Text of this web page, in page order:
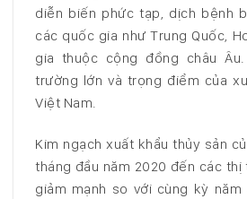
diễn biến phức tạp, dịch bệnh
các quốc gia như Trung Quốc,
gia thuộc cộng đồng châu
trường lớn và trọng điểm của
Việt Nam.
Kim ngạch xuất khẩu thủy sản
tháng đầu năm 2020 đến các
giảm mạnh so với cùng kỳ năm